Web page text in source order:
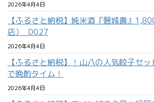
2026年4月4日
【ふるさと納税】純米酒『磐城壽』
店）_D027
2026年4月4日
【ふるさと納税】！山八の人気餃子セッ
で晩酌タイム！
2026年4月4日